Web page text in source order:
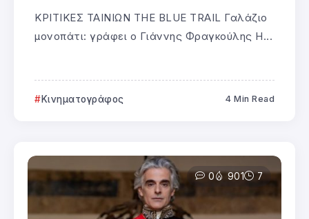
ΚΡΙΤΙΚΕΣ ΤΑΙΝΙΩΝ THE BLUE TRAIL Γαλάζιο
μονοπάτι: γράφει ο Γιάννης Φραγκούλης Η...
Κινηματογράφος 4 Min Read
0 901 7